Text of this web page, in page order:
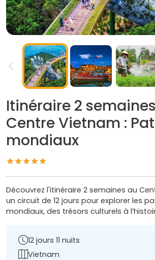
Itinéraire 2
Centre Vietnam :
mondiaux
Découvrez l'itinéraire 2 semaines au
un circuit de 12 jours pour explorer les
mondiaux, des trésors culturels à
12 jours 11 nuits
Vietnam